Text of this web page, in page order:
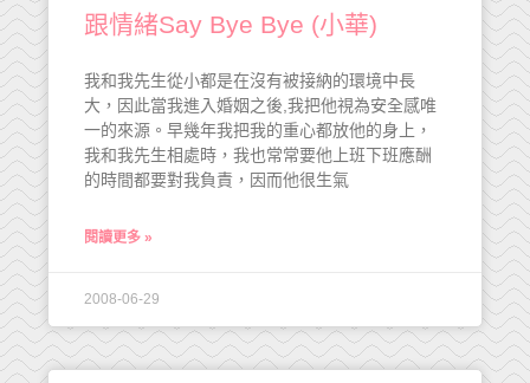
跟情緒Say Bye Bye (小華)
我和我先生從小都是在沒有被接納的環境中長
大，因此當我進入婚姻之後,我把他視為安全感唯
一的來源。早幾年我把我的重心都放他的身上，
我和我先生相處時，我也常常要他上班下班應酬
的時間都要對我負責，因而他很生氣
閱讀更多 »
2008-06-29